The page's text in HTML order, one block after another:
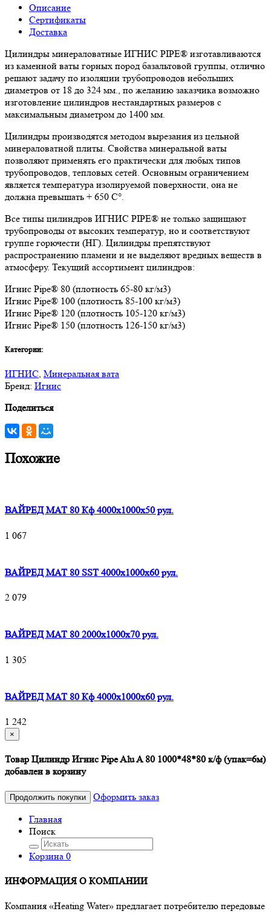
Описание
Сертификаты
Доставка
Цилиндры минераловатные ИГНИС PIPE® изготавливаются
из каменной ваты горных пород базальтовой группы, отлично
решают задачу по изоляции трубопроводов небольших
диаметров от 18 до 324 мм., по желанию заказчика возможно
изготовление цилиндров нестандартных размеров с
максимальным диаметром до 1400 мм.
Цилиндры производятся методом вырезания из цельной
минераловатной плиты. Свойства минеральной ваты
позволяют применять его практически для любых типов
трубопроводов, тепловых сетей. Основным ограничением
является температура изолируемой поверхности, она не
должна превышать + 650 C°.
Все типы цилиндров ИГНИС PIPE® не только защищают
трубопроводы от высоких температур, но и соответствуют
группе горючести (НГ). Цилиндры препятствуют
распространению пламени и не выделяют вредных веществ в
атмосферу. Текущий ассортимент цилиндров:
Игнис Pipe® 80 (плотность 65-80 кг/м3)
Игнис Pipe® 100 (плотность 85-100 кг/м3)
Игнис Pipe® 120 (плотность 105-120 кг/м3)
Игнис Pipe® 150 (плотность 126-150 кг/м3)
Категории:
ИГНИС, Минеральная вата
Бренд: Игнис
Поделиться
Похожие
ВАЙРЕД МАТ 80 Кф 4000x1000x50 рул.
1 067
ВАЙРЕД МАТ 80 SST 4000x1000x60 рул.
2 079
ВАЙРЕД МАТ 80 2000x1000x70 рул.
1 305
ВАЙРЕД МАТ 80 Кф 4000x1000x60 рул.
1 242
×
Товар Цилиндр Игнис Pipe Alu A 80 1000*48*80 к/ф (упак=6м)
добавлен в корзину
Продолжить покупки
Оформить заказ
Главная
Поиск
Корзина 0
ИНФОРМАЦИЯ О КОМПАНИИ
Компания «Heating Water» предлагает потребителю передовые